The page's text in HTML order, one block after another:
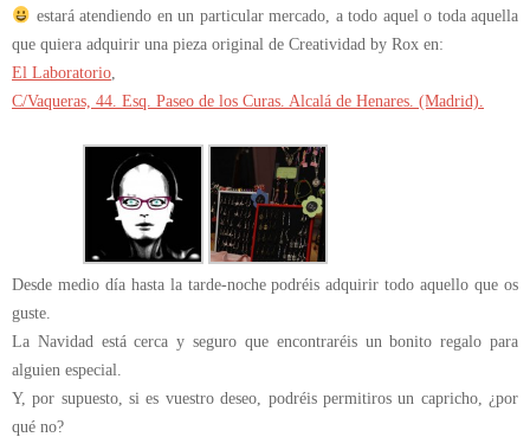
estará atendiendo en un particular mercado, a todo aquel o toda aquella
que quiera adquirir una pieza original de Creatividad by Rox en:
El Laboratorio,
C/Vaqueras, 44. Esq. Paseo de los Curas. Alcalá de Henares. (Madrid).
Desde medio día hasta la tarde-noche podréis adquirir todo aquello que os
guste.
La Navidad está cerca y seguro que encontraréis un bonito regalo para
alguien especial.
Y, por supuesto, si es vuestro deseo, podréis permitiros un capricho, ¿por
qué no?